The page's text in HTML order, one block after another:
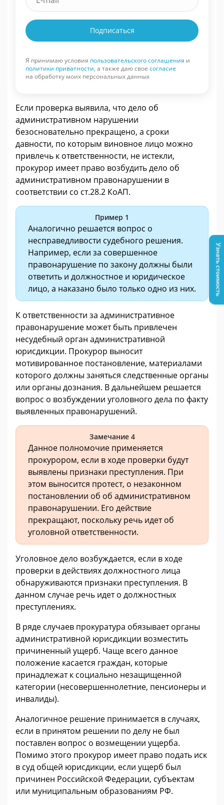
Подписаться
Я принимаю условия пользовательского соглашения и
политики приватности, а также даю свое согласие
на обработку моих персональных данных
Если проверка выявила, что дело об
административном нарушении
безосновательно прекращено, а сроки
давности, по которым виновное лицо можно
привлечь к ответственности, не истекли,
прокурор имеет право возбудить дело об
административном правонарушении в
соответствии со ст.28.2 КоАП.
Пример 1
Аналогично решается вопрос о
несправедливости судебного решения.
Например, если за совершенное
правонарушение по закону должны были
ответить и должностное и юридическое
лицо, а наказано было только одно из них.
К ответственности за административное
правонарушение может быть привлечен
несудебный орган административной
юрисдикции. Прокурор выносит
мотивированное постановление, материалами
которого должны заняться следственные органы
или органы дознания. В дальнейшем решается
вопрос о возбуждении уголовного дела по факту
выявленных правонарушений.
Замечание 4
Данное полномочие применяется
прокурором, если в ходе проверки будут
выявлены признаки преступления. При
этом выносится протест, о незаконном
постановлении об об административном
правонарушении. Его действие
прекращают, поскольку речь идет об
уголовной ответственности.
Уголовное дело возбуждается, если в ходе
проверки в действиях должностного лица
обнаруживаются признаки преступления. В
данном случае речь идет о должностных
преступлениях.
В ряде случаев прокуратура обязывает органы
административной юрисдикции возместить
причиненный ущерб. Чаще всего данное
положение касается граждан, которые
принадлежат к социально незащищенной
категории (несовершеннолетние, пенсионеры и
инвалиды).
Аналогичное решение принимается в случаях,
если в принятом решении по делу не был
поставлен вопрос о возмещении ущерба.
Помимо этого прокурор имеет право подать иск
в суд общей юрисдикции, если ущерб был
причинен Российской Федерации, субъектам
или муниципальным образованиям РФ.
Узнать стоимость